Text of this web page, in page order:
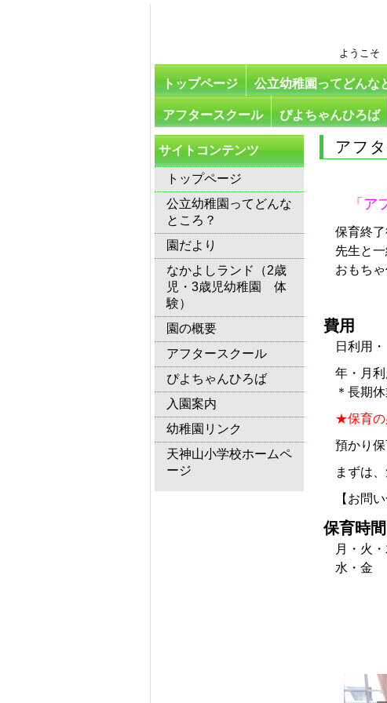
ようこそ
トップページ 公立幼稚園ってどんな
アフタースクール ぴよちゃんひろば
サイトコンテンツ
トップページ
公立幼稚園ってどんな
ところ？
園だより
なかよしランド（2歳
児・3歳児幼稚園 体
験）
園の概要
アフタースクール
ぴよちゃんひろば
入園案内
幼稚園リンク
天神山小学校ホームペ
ージ
アフ
「ア
保育終
先生と
おもち
費用
日利用
年・月
＊長期
★保育の
預かり
まずは
【お問
保育時間
月・火
水・金